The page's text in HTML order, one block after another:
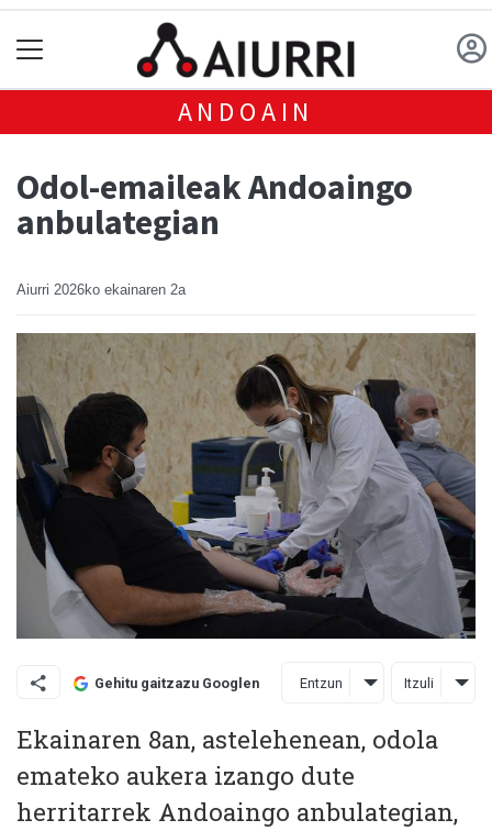
ANDOAIN
Odol-emaileak Andoaingo
anbulategian
Aiurri 2026ko ekainaren 2a
Gehitu gaitzazu Googlen Entzun Itzuli
Ekainaren 8an, astelehenean, odola
emateko aukera izango dute
herritarrek Andoaingo anbulategian,